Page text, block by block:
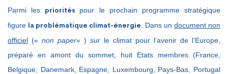
Parmi les
priorités pour le prochain programme stratégique
figure
la problématique climat-énergie . Dans un document non
officiel (« non paper« ) sur le climat pour l’avenir de l’Europe,
préparé en amont du sommet, huit Etats membres (France,
Belgique, Danemark, Espagne, Luxembourg, Pays-Bas, Portugal